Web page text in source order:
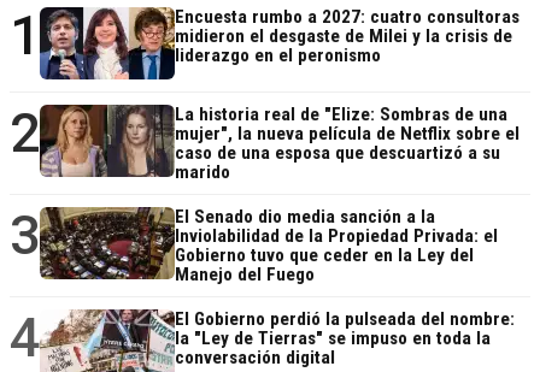
1
Encuesta rumbo a 2027: cuatro consultoras
midieron el desgaste de Milei y la crisis de
liderazgo en el peronismo
2
La historia real de "Elize: Sombras de una
mujer", la nueva película de Netflix sobre el
caso de una esposa que descuartizó a su
marido
3
El Senado dio media sanción a la
Inviolabilidad de la Propiedad Privada: el
Gobierno tuvo que ceder en la Ley del
Manejo del Fuego
4
El Gobierno perdió la pulseada del nombre:
la "Ley de Tierras" se impuso en toda la
conversación digital